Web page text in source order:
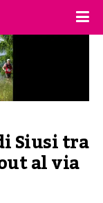
Siusi tra
al via